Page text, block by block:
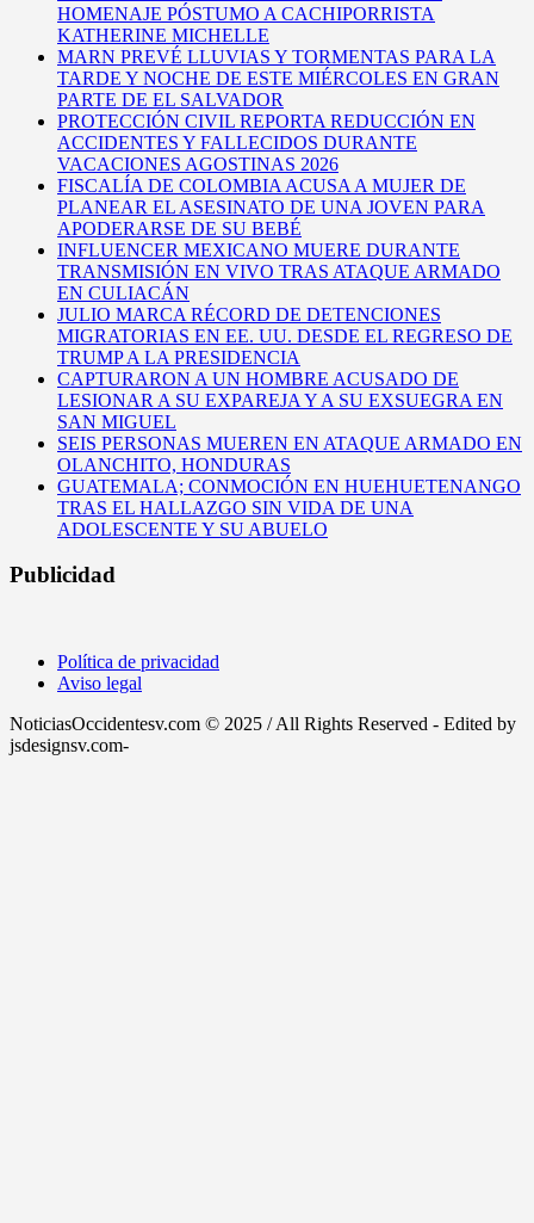
HOMENAJE PÓSTUMO A CACHIPORRISTA
KATHERINE MICHELLE
MARN PREVÉ LLUVIAS Y TORMENTAS PARA LA
TARDE Y NOCHE DE ESTE MIÉRCOLES EN GRAN
PARTE DE EL SALVADOR
PROTECCIÓN CIVIL REPORTA REDUCCIÓN EN
ACCIDENTES Y FALLECIDOS DURANTE
VACACIONES AGOSTINAS 2026
FISCALÍA DE COLOMBIA ACUSA A MUJER DE
PLANEAR EL ASESINATO DE UNA JOVEN PARA
APODERARSE DE SU BEBÉ
INFLUENCER MEXICANO MUERE DURANTE
TRANSMISIÓN EN VIVO TRAS ATAQUE ARMADO
EN CULIACÁN
JULIO MARCA RÉCORD DE DETENCIONES
MIGRATORIAS EN EE. UU. DESDE EL REGRESO DE
TRUMP A LA PRESIDENCIA
CAPTURARON A UN HOMBRE ACUSADO DE
LESIONAR A SU EXPAREJA Y A SU EXSUEGRA EN
SAN MIGUEL
SEIS PERSONAS MUEREN EN ATAQUE ARMADO EN
OLANCHITO, HONDURAS
GUATEMALA; CONMOCIÓN EN HUEHUETENANGO
TRAS EL HALLAZGO SIN VIDA DE UNA
ADOLESCENTE Y SU ABUELO
Publicidad
Política de privacidad
Aviso legal
NoticiasOccidentesv.com © 2025 / All Rights Reserved - Edited by
jsdesignsv.com-